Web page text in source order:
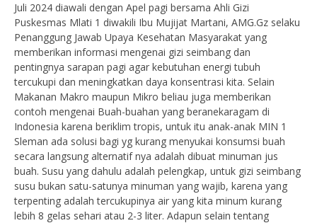
Juli 2024 diawali dengan Apel pagi bersama Ahli Gizi
Puskesmas Mlati 1 diwakili Ibu Mujijat Martani, AMG.Gz selaku
Penanggung Jawab Upaya Kesehatan Masyarakat yang
memberikan informasi mengenai gizi seimbang dan
pentingnya sarapan pagi agar kebutuhan energi tubuh
tercukupi dan meningkatkan daya konsentrasi kita. Selain
Makanan Makro maupun Mikro beliau juga memberikan
contoh mengenai Buah-buahan yang beranekaragam di
Indonesia karena beriklim tropis, untuk itu anak-anak MIN 1
Sleman ada solusi bagi yg kurang menyukai konsumsi buah
secara langsung alternatif nya adalah dibuat minuman jus
buah. Susu yang dahulu adalah pelengkap, untuk gizi seimbang
susu bukan satu-satunya minuman yang wajib, karena yang
terpenting adalah tercukupinya air yang kita minum kurang
lebih 8 gelas sehari atau 2-3 liter. Adapun selain tentang